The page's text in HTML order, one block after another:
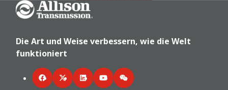
Go Home
Die Art und Weise verbessern, wie die Welt
funktioniert
FacebookTwitterLinkedInYouTubeWeChat